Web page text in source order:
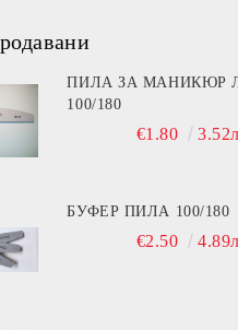
ПИЛА ЗА МАНИКЮР
100/180
€1.80
БУФЕР ПИЛА 100/180
€2.50